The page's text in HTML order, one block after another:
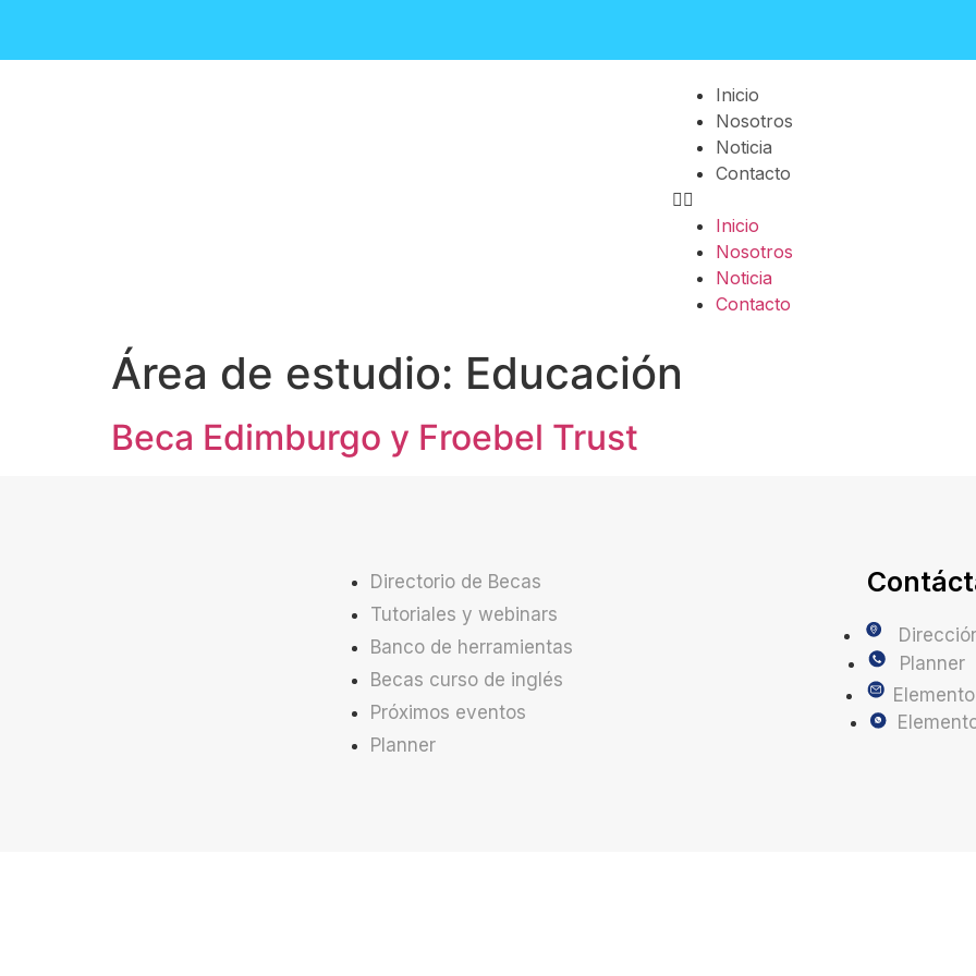
Inicio
Nosotros
Noticia
Contacto
Inicio
Nosotros
Noticia
Contacto
Área de estudio: Educación
Beca Edimburgo y Froebel Trust
Directorio de Becas
Tutoriales y webinars
Banco de herramientas
Becas curso de inglés
Próximos eventos
Planner
Planner